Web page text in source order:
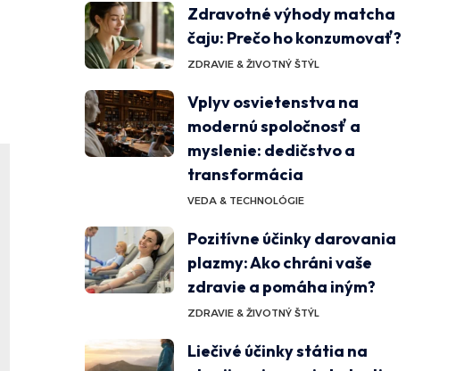
Zdravotné výhody matcha
čaju: Prečo ho konzumovať?
ZDRAVIE & ŽIVOTNÝ ŠTÝL
Vplyv osvietenstva na
modernú spoločnosť a
myslenie: dedičstvo a
transformácia
VEDA & TECHNOLÓGIE
Pozitívne účinky darovania
plazmy: Ako chráni vaše
zdravie a pomáha iným?
ZDRAVIE & ŽIVOTNÝ ŠTÝL
Liečivé účinky státia na